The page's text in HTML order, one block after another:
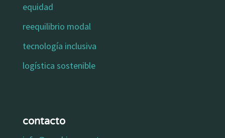
equidad
reequilibrio modal
tecnología inclusiva
logística sostenible
contacto